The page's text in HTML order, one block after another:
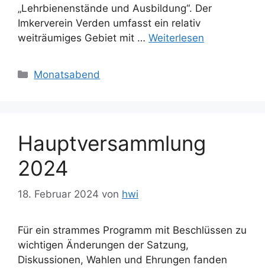
„Lehrbienenstände und Ausbildung“. Der
Imkerverein Verden umfasst ein relativ
weiträumiges Gebiet mit … Weiterlesen
Kategorien
Monatsabend
Hauptversammlung
2024
18. Februar 2024 von hwi
Für ein strammes Programm mit Beschlüssen zu
wichtigen Änderungen der Satzung,
Diskussionen, Wahlen und Ehrungen fanden